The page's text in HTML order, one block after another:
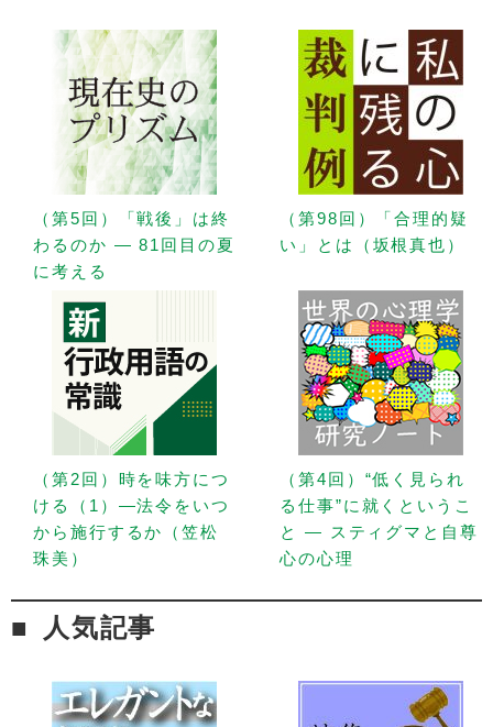
（第5回）「戦後」は終
わるのか — 81回目の夏
に考える
（第98回）「合理的疑
い」とは（坂根真也）
（第2回）時を味方につ
ける（1）—法令をいつ
から施行するか（笠松
珠美）
（第4回）“低く見られ
る仕事”に就くというこ
と — スティグマと自尊
心の心理
人気記事